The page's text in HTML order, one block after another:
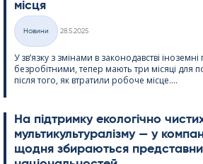
місця
Категорії
Новини
28.5.2025
У зв’язку з змінами в законодавстві
безробітними, тепер мають три місяці для
після того, як втратили робоче місце....
На підтримку екологічно
мультикультуралізму — у
щодня збираються